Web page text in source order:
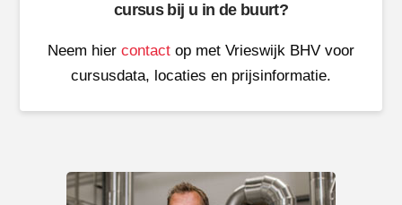
cursus bij u in de buurt?
Neem hier contact op met Vrieswijk BHV voor
cursusdata, locaties en prijsinformatie.